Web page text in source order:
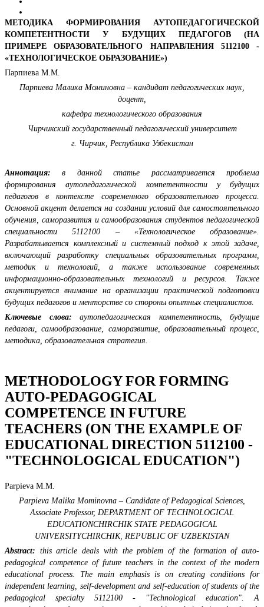
МЕТОДИКА ФОРМИРОВАНИЯ АУТОПЕДАГОГИЧЕСКОЙ
КОМПЕТЕНТНОСТИ У БУДУЩИХ ПЕДАГОГОВ (НА
ПРИМЕРЕ ОБРАЗОВАТЕЛЬНОГО НАПРАВЛЕНИЯ 5112100 -
«ТЕХНОЛОГИЧЕСКОЕ ОБРАЗОВАНИЕ»)
Парпиева М.М.
Парпиева Малика Моминовна – кандидат педагогических наук,
доцент,
кафедра технологического образования
Чирчикский государственный педагогический университет
г. Чирчик, Республика Узбекистан
Аннотация: в данной статье рассматривается проблема
формирования аутопедагогической компетентности у будущих
педагогов в контексте современного образовательного процесса.
Основной акцент делается на создании условий для самостоятельного
обучения, саморазвития и самообразования студентов педагогической
специальности 5112100 – «Технологическое образование».
Разрабатывается комплексный и системный подход к этой задаче,
включающий разработку специальных образовательных программ,
методик и технологий, а также использование современных
информационно-образовательных технологий и ресурсов. Также
акцентируется внимание на организации практической подготовки
будущих педагогов и менторстве со стороны опытных специалистов.
Ключевые слова: аутопедагогическая компетентность, будущие
педагоги, самообразование, саморазвитие, образовательный процесс,
методика, образовательная стратегия.
METHODOLOGY FOR FORMING
AUTO-PEDAGOGICAL
COMPETENCE IN FUTURE
TEACHERS (ON THE EXAMPLE OF
EDUCATIONAL DIRECTION 5112100 -
"TECHNOLOGICAL EDUCATION")
Parpieva M.M.
Parpieva Malika Mominovna – Candidate of Pedagogical Sciences,
Associate Professor, DEPARTMENT OF TECHNOLOGICAL
EDUCATIONCHIRCHIK STATE PEDAGOGICAL
UNIVERSITYCHIRCHIK, REPUBLIC OF UZBEKISTAN
Abstract: this article deals with the problem of the formation of auto-
pedagogical competence of future teachers in the context of the modern
educational process. The main emphasis is on creating conditions for
independent learning, self-development and self-education of students of the
pedagogical specialty 5112100 - "Technological education". A